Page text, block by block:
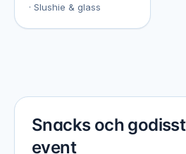
· Slushie & glass
Snacks och
event